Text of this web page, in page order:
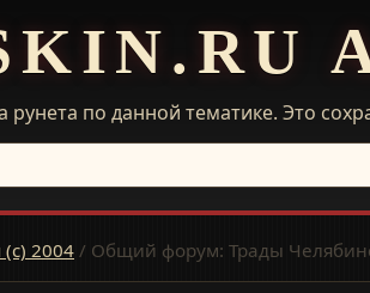
рунета по данной тематике. Это
2004 / Общий форум: Трады